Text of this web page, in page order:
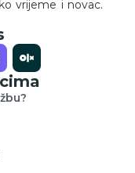
vrijeme i novac.